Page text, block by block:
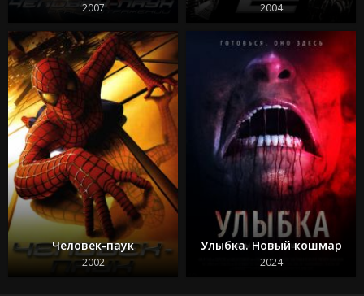
2007 2004
Человек-паук
2002
Улыбка. Новый кошмар
2024